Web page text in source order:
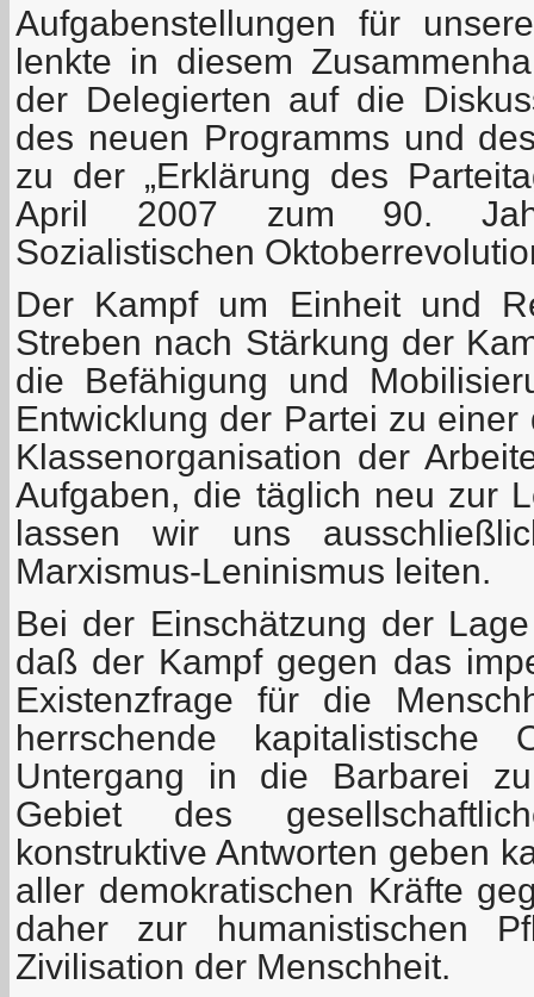
Aufgabenstellungen für
lenkte in diesem
der Delegierten auf die
des neuen Programms und
zu der „Erklärung des
April 2007 zum 90.
Sozialistischen
Der Kampf um Einheit und
Streben nach Stärkung der
die Befähigung und
Entwicklung der Partei zu
Klassenorganisation der
Aufgaben, die täglich neu zur
lassen wir uns
Marxismus-Leninismus leiten.
Bei der Einschätzung der
daß der Kampf gegen das
Existenzfrage für die
herrschende kapitalistische
Untergang in die Barbarei
Gebiet des
konstruktive Antworten geben
aller demokratischen Kräfte
daher zur humanistischen
Zivilisation der Menschheit.